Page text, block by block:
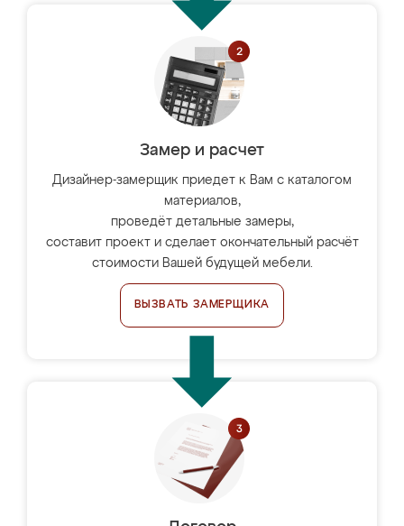
Замер и расчет
Дизайнер-замерщик приедет к Вам с каталогом
материалов,
проведёт детальные замеры,
составит проект и сделает окончательный расчёт
стоимости Вашей будущей мебели.
ВЫЗВАТЬ ЗАМЕРЩИКА